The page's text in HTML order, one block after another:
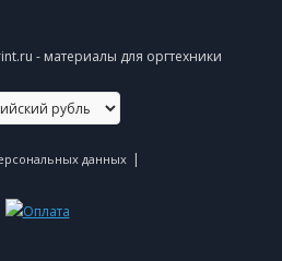
- материалы для оргтехники
данных |